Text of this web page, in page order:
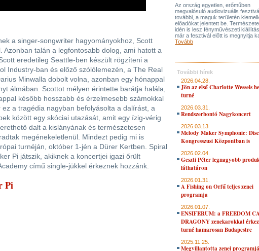
a singer-songwriter hagyományokhoz, Scott
Azonban talán a legfontosabb dolog, ami hatott a
eredetileg Seattle-ben készült rögzíteni a
Industry-ban és előző szólólemezén, a The Real
Minwalla dobolt volna, azonban egy hónappal
álmában. Scottot mélyen érintette barátja halála,
később hosszabb és érzelmesebb számokkal
a tragédia nagyban befolyásolta a dalírást, a
között egy skóciai utazását, amit egy ízig-vérig
dalt a kislányának és természetesen
megénekeletlenül. Mindezt pedig mi is
turnéján, október 1-jén a Dürer Kertben. Spiral
Pi játszik, akiknek a koncertjei igazi őrült
című single-jükkel érkeznek hozzánk.
Pi
Az ország egyetlen, erőműben
megvalósuló audiovizuális
további, a maguk területén
előadókat jelentett be.
idén is lesz fényművészeti
már a fesztivál előtt is megnyitja
Tovább
További hírek
2026.04.28.
Jön az első Charlotte Wessels
turné
2026.03.31.
Rendszerbontó Nagykoncert
2026.03.13.
Melody Maker Symphonic:
Kongresszusi Központban is
2026.02.04.
Geszti Péter legnagyobb
láthatáron
2026.01.31.
A Fishing on Orfű teljes zenei
programja
2026.01.07.
ENSIFERUM: a FREEDOM
DRAGONY zenekarokkal
turné hamarosan Budapestre
2025.11.25.
Megvillantotta zenei